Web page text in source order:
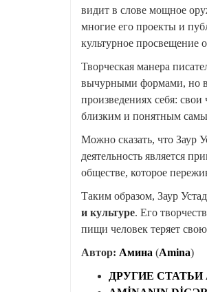
видит в слове мощное
многие его проекты и
культурное просвещение
Творческая манера
вычурными формами, но в
произведениях себя:
близким и понятным
Можно сказать, что Заур
деятельность является
обществе, которое
Таким образом, Заур
и культуре. Его
пищи человек теряет
Автор: Амина (Amina)
ДРУГИЕ СТАТЬИ